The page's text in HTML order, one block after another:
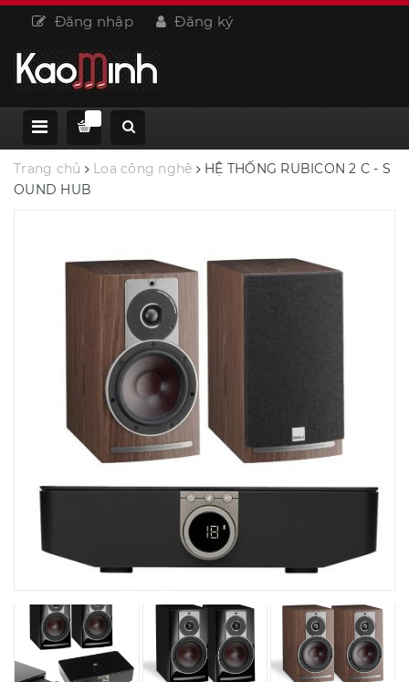
Đăng nhập Đăng ký
Trang chủ Loa công nghệ
HỆ THỐNG RUBICON 2 C - S
OUND HUB